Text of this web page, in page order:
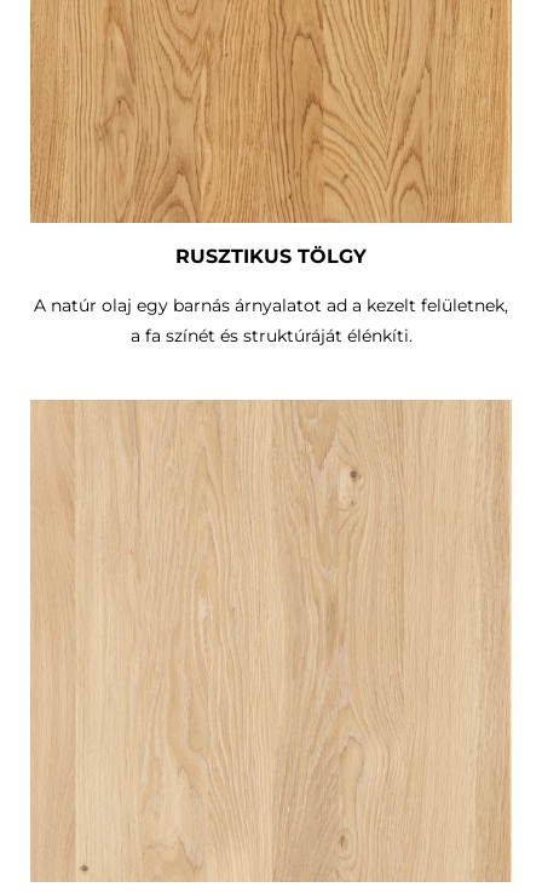
RUSZTIKUS TÖLGY
A natúr olaj egy barnás árnyalatot ad a kezelt felületnek,
a fa színét és struktúráját élénkíti.